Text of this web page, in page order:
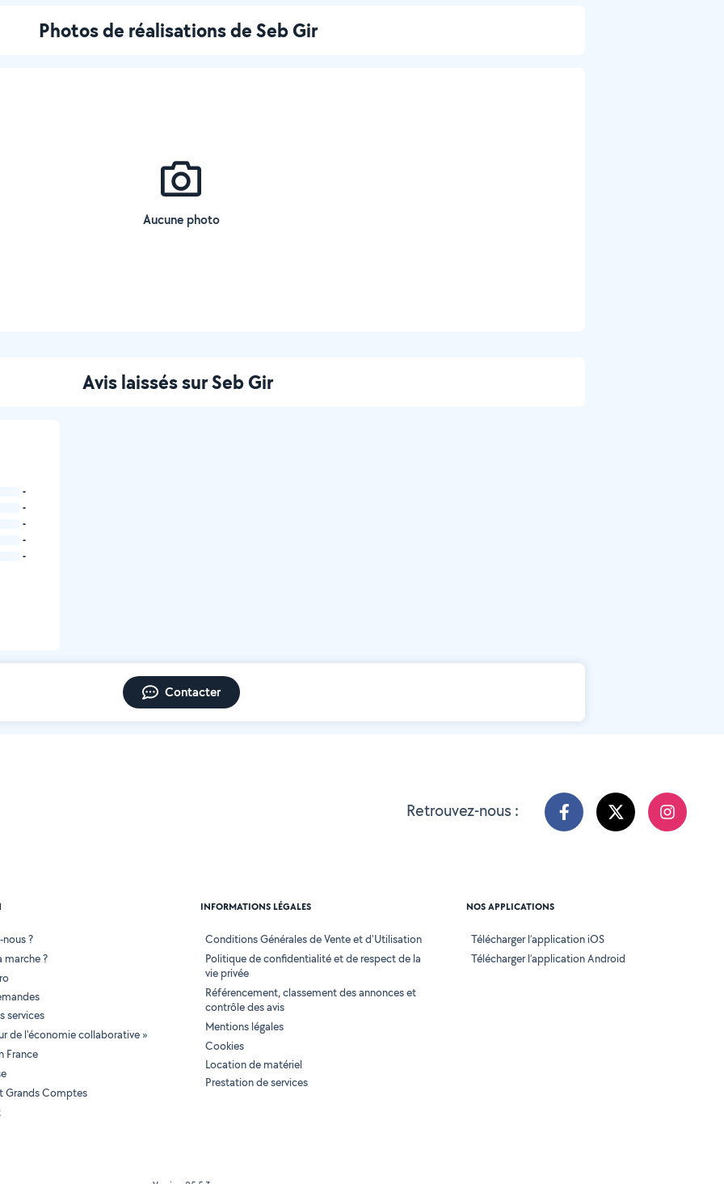
Photos de réalisations de Seb Gir
Aucune photo
Avis laissés sur Seb Gir
-
-
-
-
-
Contacter
Retrouvez-nous :
?
?
services
de l'économie collaborative »
France
Grands Comptes
INFORMATIONS LÉGALES
Conditions Générales de Vente et d'Utilisation
Politique de confidentialité et de respect de la
vie privée
Référencement, classement des annonces et
contrôle des avis
Mentions légales
Cookies
Location de matériel
Prestation de services
NOS APPLICATIONS
Télécharger l’application iOS
Télécharger l’application Android